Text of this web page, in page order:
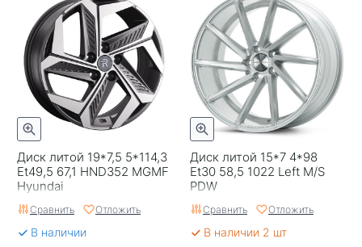
Диск литой 19*7,5 5*114,3
Et49,5 67,1 HND352 MGMF
Hyundai
Сравнить Отложить
В наличии
Диск литой 15*7 4*98
Et30 58,5 1022 Left M/S
PDW
Сравнить Отложить
В наличии 2 шт